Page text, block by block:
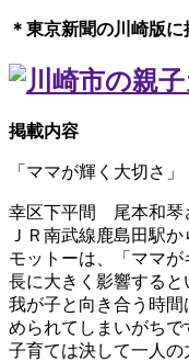
＊東京新聞の川崎版に
掲載内容
「ママが輝く大切さ」
幸区下平間 尾本和琴
ＪＲ南武線鹿島田駅
モットーは、「ママ
長に大きく影響すると
我が子と向き合う時
められてしまいがちで
子育ては決して一人の